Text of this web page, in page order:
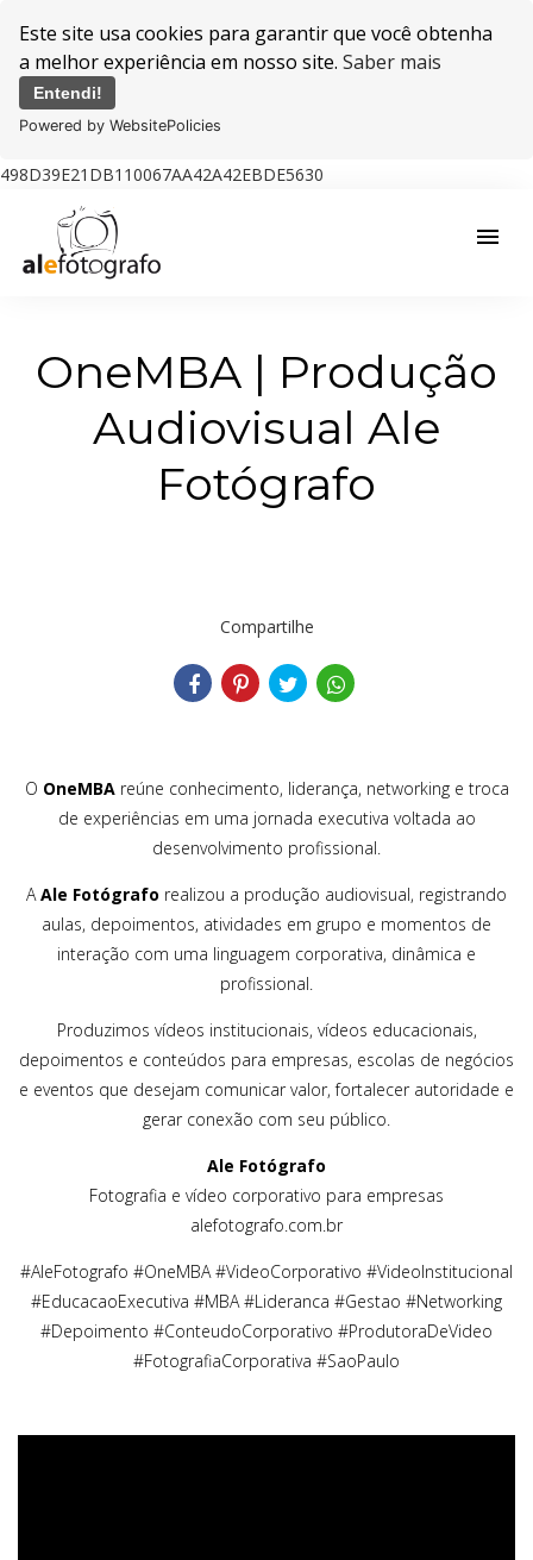
Este site usa cookies para garantir que você obtenha
a melhor experiência em nosso site. Saber mais
Entendi!
Powered by WebsitePolicies
498D39E21DB110067AA42A42EBDE5630
menu
OneMBA | Produção
Audiovisual Ale
Fotógrafo
Compartilhe
O OneMBAreúne conhecimento, liderança, networking e troca
de experiências em uma jornada executiva voltada ao
desenvolvimento profissional.
A Ale Fotógrafo realizou a produção audiovisual, registrando
aulas, depoimentos, atividades em grupo e momentos de
interação com uma linguagem corporativa, dinâmica e
profissional.
Produzimos vídeos institucionais, vídeos educacionais,
depoimentos e conteúdos para empresas, escolas de negócios
e eventos que desejam comunicar valor, fortalecer autoridade e
gerar conexão com seu público.
Ale Fotógrafo
Fotografia e vídeo corporativo para empresas
alefotografo.com.br
#AleFotografo #OneMBA #VideoCorporativo #VideoInstitucional
#EducacaoExecutiva #MBA #Lideranca #Gestao #Networking
#Depoimento #ConteudoCorporativo #ProdutoraDeVideo
#FotografiaCorporativa #SaoPaulo